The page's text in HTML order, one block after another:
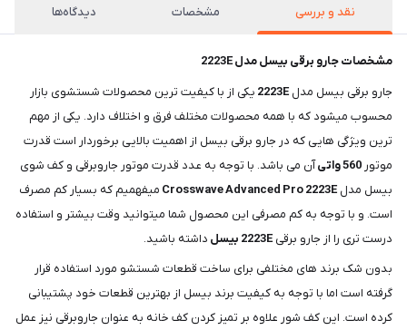
نقد و بررسی مشخصات دیدگاه‌ها
مشخصات جارو برقی بیسل مدل 2223E
جارو برقی بیسل مدل 2223E یکی از با کیفیت ترین محصولات شستشوی بازار
محسوب میشود که با همه محصولات مختلف فرق و اختلاف دارد. یکی از مهم
ترین ویژگی هایی که در جارو برقی بیسل از اهمیت بالایی برخوردار است قدرت
موتور 560واتیآن می باشد. با توجه به عدد قدرت موتور جاروبرقی و کف شوی
بیسل مدل
CrosswaveAdvanced Pro2223E
میفهمیم که بسیار کم مصرف
است. و با توجه به کم مصرفی این محصول شما میتوانید وقت بیشتر و استفاده
درست تری را از جارو برقی 2223E بیسل داشته باشید.
بدون شک برند های مختلفی برای ساخت قطعات شستشو مورد استفاده قرار
گرفته است اما با توجه به کیفیت برند بیسل از بهترین قطعات خود پشتیبانی
کرده است. این کف شور علاوه بر تمیز کردن کف خانه به عنوان جاروبرقی نیز عمل